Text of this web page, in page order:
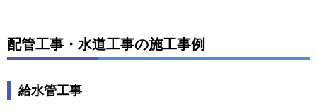
配管工事・水道工事の施工事例
給水管工事